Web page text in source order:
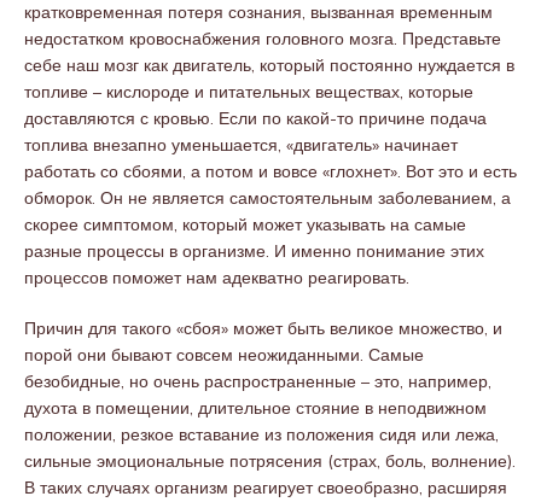
кратковременная потеря сознания, вызванная временным
недостатком кровоснабжения головного мозга. Представьте
себе наш мозг как двигатель, который постоянно нуждается в
топливе – кислороде и питательных веществах, которые
доставляются с кровью. Если по какой-то причине подача
топлива внезапно уменьшается, «двигатель» начинает
работать со сбоями, а потом и вовсе «глохнет». Вот это и есть
обморок. Он не является самостоятельным заболеванием, а
скорее симптомом, который может указывать на самые
разные процессы в организме. И именно понимание этих
процессов поможет нам адекватно реагировать.
Причин для такого «сбоя» может быть великое множество, и
порой они бывают совсем неожиданными. Самые
безобидные, но очень распространенные – это, например,
духота в помещении, длительное стояние в неподвижном
положении, резкое вставание из положения сидя или лежа,
сильные эмоциональные потрясения (страх, боль, волнение).
В таких случаях организм реагирует своеобразно, расширяя